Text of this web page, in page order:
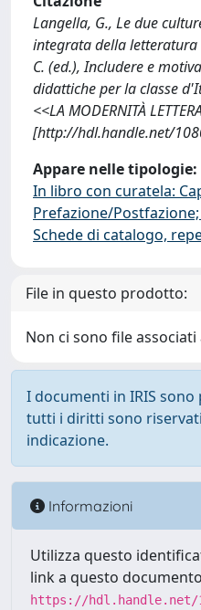
Langella, G., Le due
integrata della letteratura
C. (ed.), Includere e
didattiche per la classe
<<LA MODERNITÀ
[http://hdl.handle.net/
Appare nelle tipologie:
In libro con curatela:
Prefazione/
Schede di catalogo,
File in questo prodotto:
Non ci sono file
I documenti in IRIS
tutti i diritti sono
indicazione.
Informazioni
Utilizza questo
link a questo
https://hdl.handle.net/